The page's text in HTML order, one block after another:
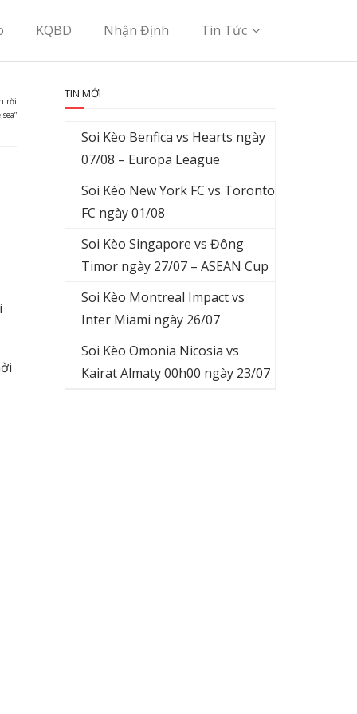
KQBD Nhận Định Tin Tức
rời
TIN MỚI
Soi Kèo Benfica vs Hearts ngày
07/08 – Europa League
Soi Kèo New York FC vs Toronto
FC ngày 01/08
Soi Kèo Singapore vs Đông
Timor ngày 27/07 – ASEAN Cup
Soi Kèo Montreal Impact vs
Inter Miami ngày 26/07
Soi Kèo Omonia Nicosia vs
Kairat Almaty 00h00 ngày 23/07